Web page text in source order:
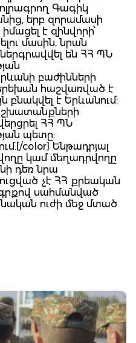
Գագիկ
երբ զորամասի
է զինվորի՝
մասին, նրան
ներգրավվել են ՀՀ ՊՆ
բաժինների
հաշվառված է
բնակվել է Երևանում:
ՀՀ ՊՆ
պետը:
color] Ենթադրյալ
կամ մեղադրվողը
դեռ նրա
չէ ՀՀ քրեական
սահմանված
ուժի մեջ մտած